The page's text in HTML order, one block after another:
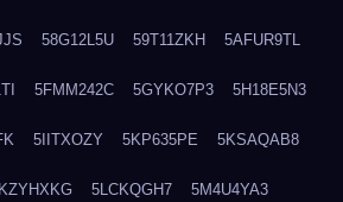
58G12L5U 59T11ZKH 5AFUR9TL
5FMM242C 5GYKO7P3 5H18E5N3
5IITXOZY 5KP635PE 5KSAQAB8
5LCKQGH7 5M4U4YA3